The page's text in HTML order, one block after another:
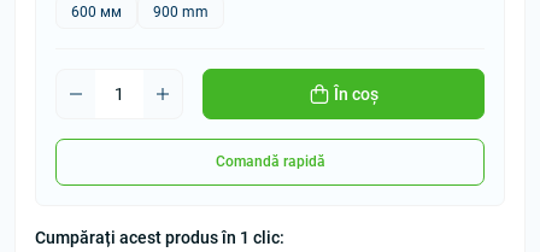
600 мм 900 mm
În coș
Comandă rapidă
Cumpărați acest produs în 1 clic: